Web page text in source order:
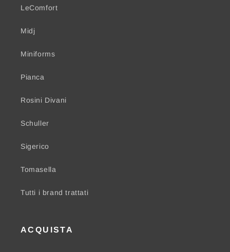
LeComfort
Midj
Miniforms
Pianca
Rosini Divani
Schuller
Sigerico
Tomasella
Tutti i brand trattati
ACQUISTA